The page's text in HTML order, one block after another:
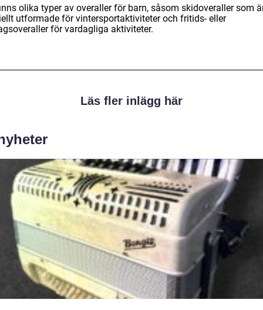
olika typer av overaller för barn, såsom skidoveraller som
utformade för vintersportaktiviteter och fritids- eller
för vardagliga aktiviteter.
Läs fler inlägg här